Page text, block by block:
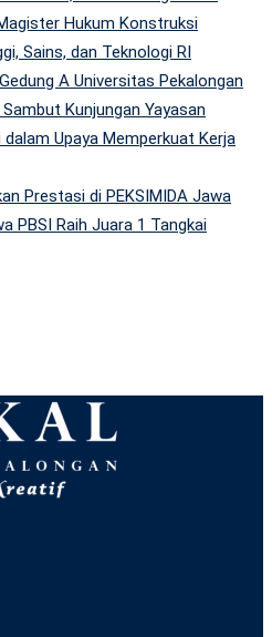
Hukum Konstruksi
Sains, dan Teknologi RI
A Universitas Pekalongan
Kunjungan Yayasan
Upaya Memperkuat Kerja
Prestasi di PEKSIMIDA Jawa
PBSI Raih Juara 1 Tangkai